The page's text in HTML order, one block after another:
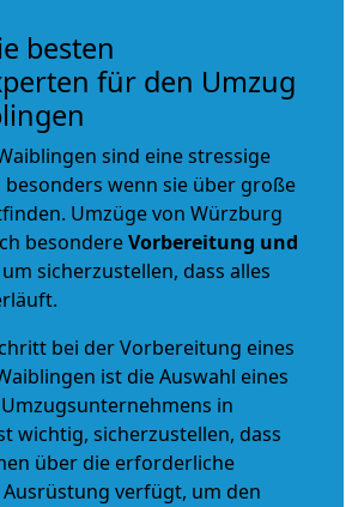
besten
für den Umzug
sind eine stressige
wenn sie über große
Umzüge von Würzburg
besondereVorbereitung und
um sicherzustellen, dass alles
bei der Vorbereitung eines
ist die Auswahl eines
Umzugsunternehmens in
wichtig, sicherzustellen, dass
über die erforderliche
verfügt, um den